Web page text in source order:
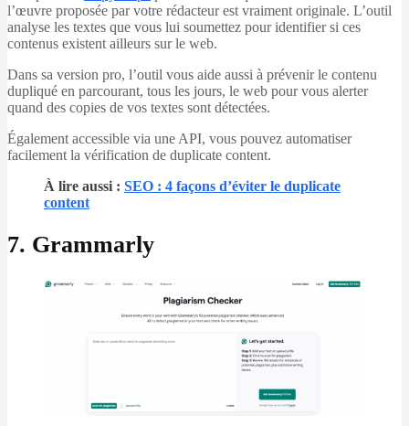
l’œuvre proposée par votre rédacteur est vraiment originale. L’outil
analyse les textes que vous lui soumettez pour identifier si ces
contenus existent ailleurs sur le web.
Dans sa version pro, l’outil vous aide aussi à prévenir le contenu
dupliqué en parcourant, tous les jours, le web pour vous alerter
quand des copies de vos textes sont détectées.
Également accessible via une API, vous pouvez automatiser
facilement la vérification de duplicate content.
À lire aussi : SEO : 4 façons d’éviter le duplicate
content
7. Grammarly